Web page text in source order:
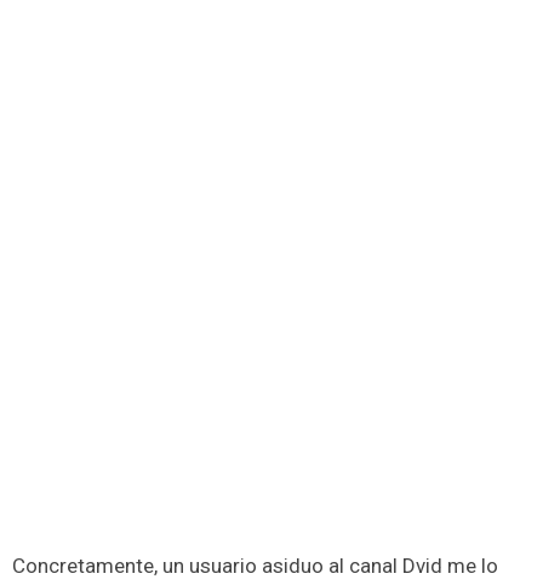
Concretamente, un usuario asiduo al canal Dvid me lo